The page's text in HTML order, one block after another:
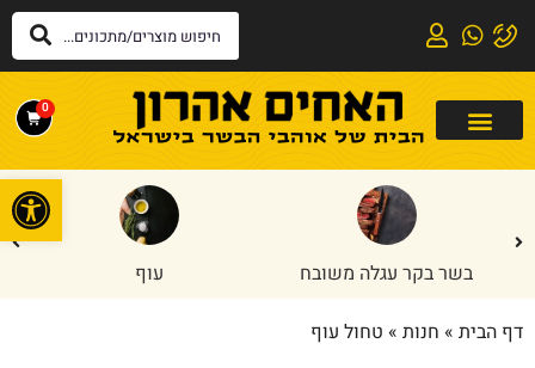
0
בשר בקר עגלה משובח עוף
דף הבית » חנות » טחול עוף